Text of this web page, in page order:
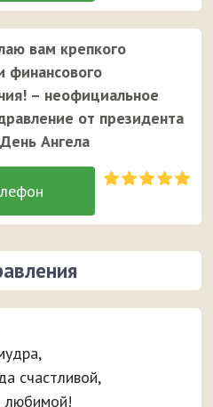
вам крепкого
финансового
– неофициальное
от президента
Ангела
счастливой,
любимой!